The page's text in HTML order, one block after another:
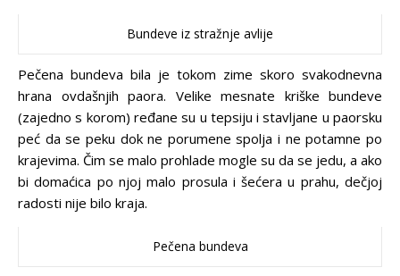
Bundeve iz stražnje avlije
Pečena bundeva bila je tokom zime skoro svakodnevna
hrana ovdašnjih paora. Velike mesnate kriške bundeve
(zajedno s korom) ređane su u tepsiju i stavljane u paorsku
peć da se peku dok ne porumene spolja i ne potamne po
krajevima. Čim se malo prohlade mogle su da se jedu, a ako
bi domaćica po njoj malo prosula i šećera u prahu, dečjoj
radosti nije bilo kraja.
Pečena bundeva